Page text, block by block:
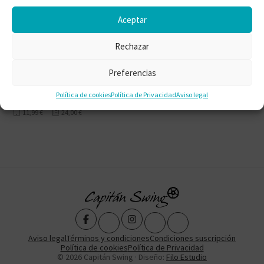
Aceptar
Rechazar
Preferencias
Política de cookiesPolítica de PrivacidadAviso legal
Orson Welles
11,99€ 24,00€
Aviso legalTérminos y condicionesCondiciones suscripción
Política de cookiesPolítica de Privacidad
© 2026 Capitán Swing · Diseño: Filo Estudio